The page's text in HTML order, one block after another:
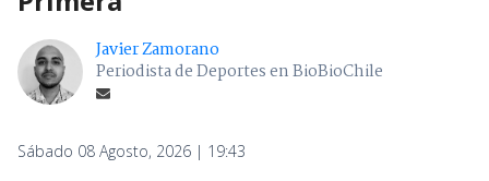
Javier Zamorano
Periodista de Deportes en BioBioChile
Sábado 08 Agosto, 2026 | 19:43